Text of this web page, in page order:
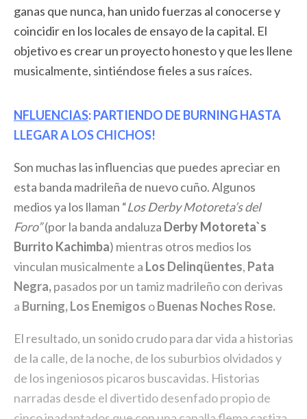
ganas que nunca, han unido fuerzas al conocerse y
coincidir en los locales de ensayo de la capital. El
objetivo es crear un proyecto honesto y que les llene
musicalmente, sintiéndose fieles a sus raíces.
NFLUENCIAS: PARTIENDO DE BURNING HASTA
LLEGAR A LOS CHICHOS!
Son muchas las influencias que puedes apreciar en
esta banda madrileña de nuevo cuño. Algunos
medios ya los llaman “Los Derby Motoreta’s del
Foro”(por la banda andaluza Derby Motoreta`s
Burrito Kachimba) mientras otros medios los
vinculan musicalmente a Los Delinqüentes, Pata
Negra,pasados por un tamiz madrileño con derivas
a Burning, Los Enemigos oBuenas Noches Rose.
El resultado, un sonido crudo para dar vida a historias
de la calle, de la noche, de los suburbios olvidados y
de los ingeniosos picaros buscavidas. Historias
narradas desde el divertido desenfado propio de